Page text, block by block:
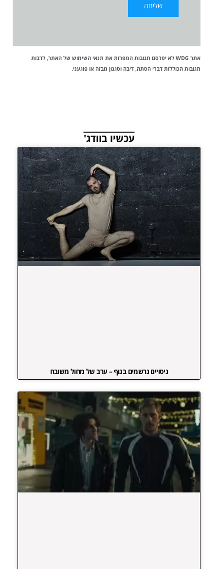
אתר WDG לא יפרסם תגובות המפרות את תנאי השימוש של האתר, לרבות
תגובות הכוללות דברי הסתה, דיבה וסגנון מבזה או פוגעני.
עכשיו בוודג'
ניסויים נרשמים בגוף – ערב של מחול משובח